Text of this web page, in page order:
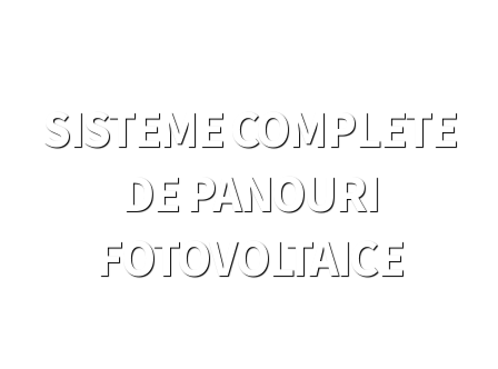
SISTEME COMPLETE
DE PANOURI
FOTOVOLTAICE